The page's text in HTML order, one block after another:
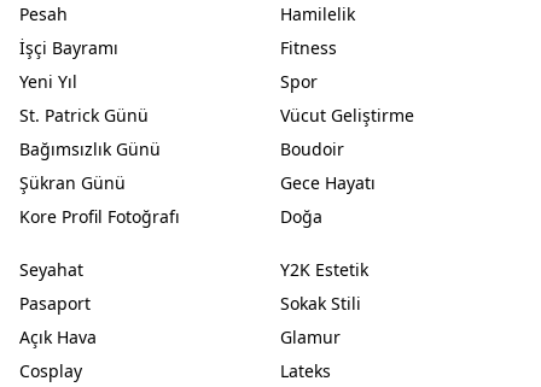
Pesah
İşçi Bayramı
Yeni Yıl
St. Patrick Günü
Bağımsızlık Günü
Şükran Günü
Kore Profil Fotoğrafı
Hamilelik
Fitness
Spor
Vücut Geliştirme
Boudoir
Gece Hayatı
Doğa
Seyahat
Pasaport
Açık Hava
Cosplay
Y2K Estetik
Sokak Stili
Glamur
Lateks